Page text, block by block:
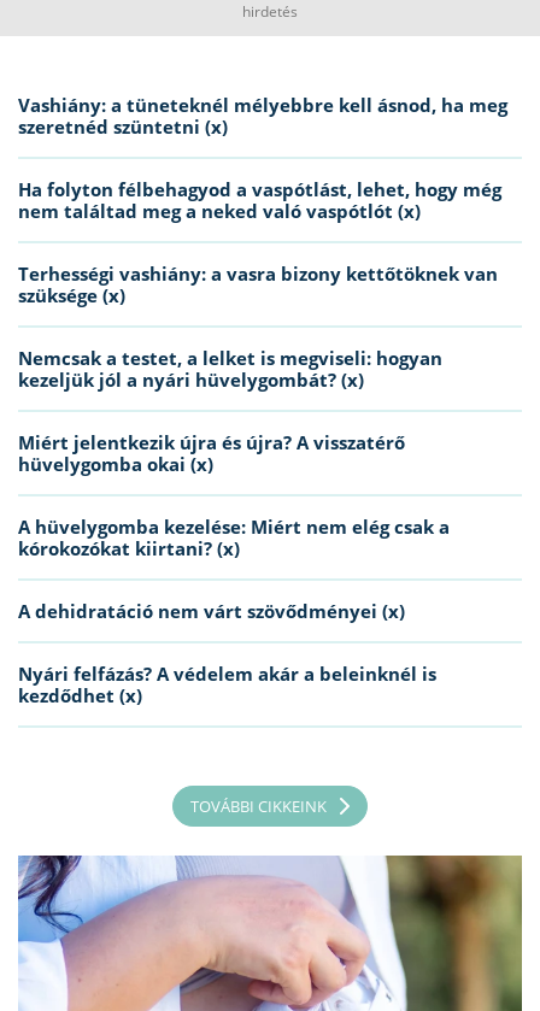
hirdetés
Vashiány: a tüneteknél mélyebbre kell ásnod, ha meg
szeretnéd szüntetni (x)
Ha folyton félbehagyod a vaspótlást, lehet, hogy még
nem találtad meg a neked való vaspótlót (x)
Terhességi vashiány: a vasra bizony kettőtöknek van
szüksége (x)
Nemcsak a testet, a lelket is megviseli: hogyan
kezeljük jól a nyári hüvelygombát? (x)
Miért jelentkezik újra és újra? A visszatérő
hüvelygomba okai (x)
A hüvelygomba kezelése: Miért nem elég csak a
kórokozókat kiirtani? (x)
A dehidratáció nem várt szövődményei (x)
Nyári felfázás? A védelem akár a beleinknél is
kezdődhet (x)
TOVÁBBI CIKKEINK